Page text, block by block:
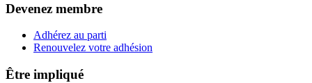
Devenez membre
Adhérez au parti
Renouvelez votre adhésion
Être impliqué